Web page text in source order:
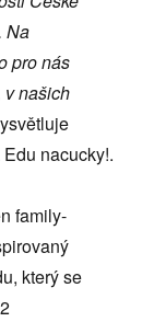
Na
pro nás
v našich
nacucky!.
family-
který se